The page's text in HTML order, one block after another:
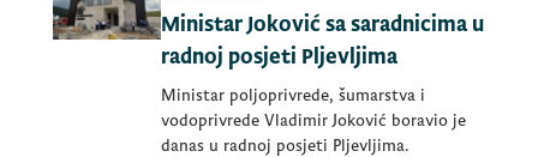
Ministar Joković sa saradnicima u
radnoj posjeti Pljevljima
Ministar poljoprivrede, šumarstva i
vodoprivrede Vladimir Joković boravio je
danas u radnoj posjeti Pljevljima.